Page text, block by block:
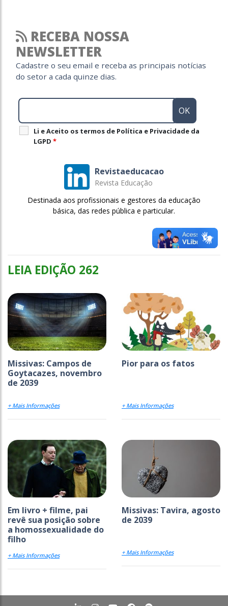
RECEBA NOSSA
NEWSLETTER
Cadastre o seu email e receba as principais notícias
do setor a cada quinze dias.
Li e Aceito os termos de Política e Privacidade da
LGPD *
Revistaeducacao
Revista Educação
Destinada aos profissionais e gestores da educação
básica, das redes pública e particular.
LEIA EDIÇÃO 262
Missivas: Campos de
Goytacazes, novembro
de 2039
+ Mais Informações
Pior para os fatos
+ Mais Informações
Em livro + filme, pai
revê sua posição sobre
a homossexualidade do
filho
+ Mais Informações
Missivas: Tavira, agosto
de 2039
+ Mais Informações